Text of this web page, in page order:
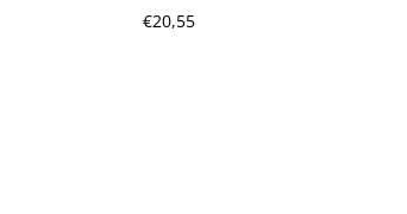
€20,55